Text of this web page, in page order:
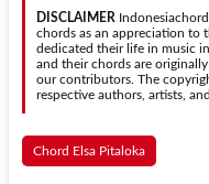
dipelajari oleh
DISCLAIMER
chords as an appreciation to
dedicated their life in music
and their chords are
our contributors. The
respective authors, artists,
Chord Elsa Pitaloka